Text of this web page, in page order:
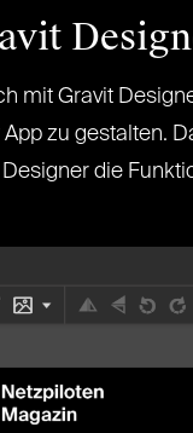
mit Gravit
zu gestalten.
die